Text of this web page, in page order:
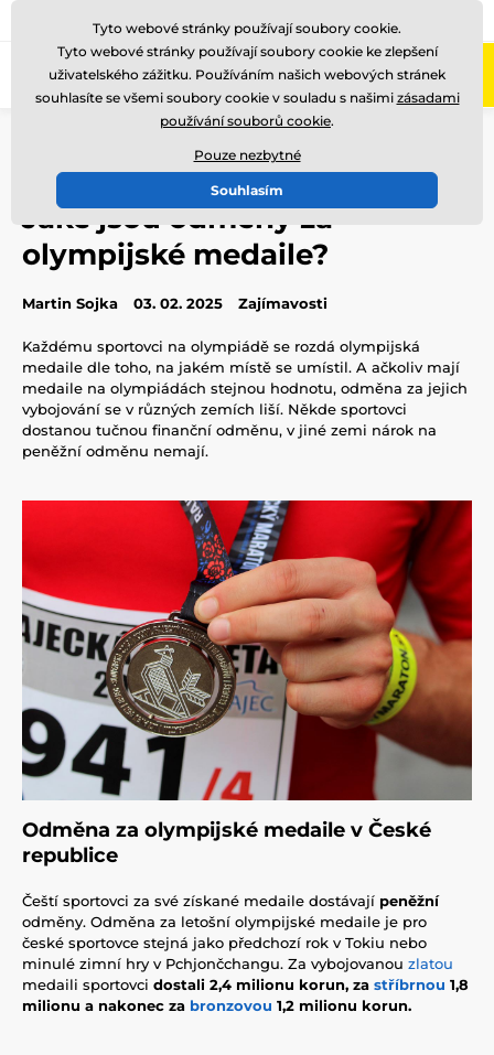
Zavolejte nám (Po-Pá 8-17)
Jaké jsou odměny za olympijské medaile?
Jaké jsou odměny za
olympijské medaile?
Martin Sojka 03. 02. 2025 Zajímavosti
Každému sportovci na olympiádě se rozdá olympijská
medaile dle toho, na jakém místě se umístil. A ačkoliv mají
medaile na olympiádách stejnou hodnotu, odměna za jejich
vybojování se v různých zemích liší. Někde sportovci
dostanou tučnou finanční odměnu, v jiné zemi nárok na
peněžní odměnu nemají.
Odměna za olympijské medaile v České
republice
Čeští sportovci za své získané medaile dostávají peněžní
odměny. Odměna za letošní olympijské medaile je pro
české sportovce stejná jako předchozí rok v Tokiu nebo
minulé zimní hry v Pchjončchangu. Za vybojovanou zlatou
medaili sportovci dostali 2,4 milionu korun, za stříbrnou 1,8
milionu a nakonec za bronzovou 1,2 milionu korun.
Tyto webové stránky používají soubory cookie.
Tyto webové stránky používají soubory cookie ke zlepšení
uživatelského zážitku. Používáním našich webových stránek
souhlasíte se všemi soubory cookie v souladu s našimi zásadami
používání souborů cookie.
Pouze nezbytné
Souhlasím